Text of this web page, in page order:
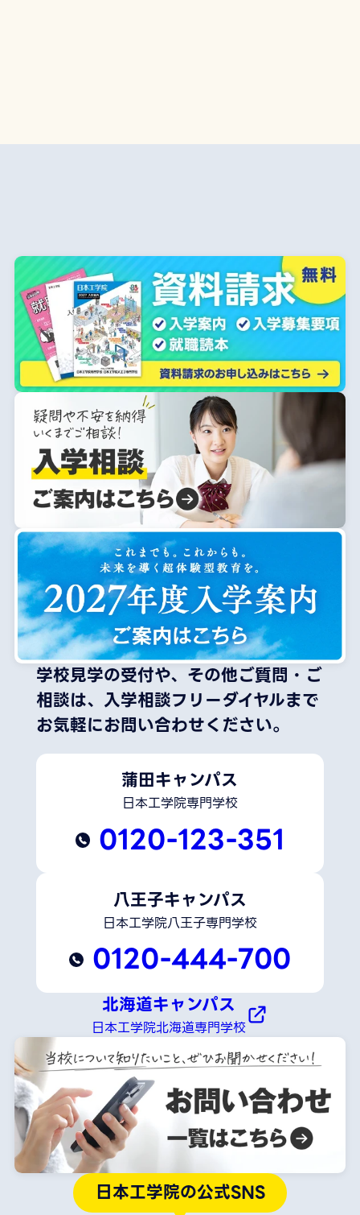
学校見学の受付や、その他ご質問・ご
相談は、 入学相談フリーダイヤルまで
お気軽にお問い合わせください。
蒲田キャンパス
日本工学院専門学校
0120-123-351
八王子キャンパス
日本工学院八王子専門学校
0120-444-700
北海道キャンパス
日本工学院北海道専門学校
日本工学院の公式SNS